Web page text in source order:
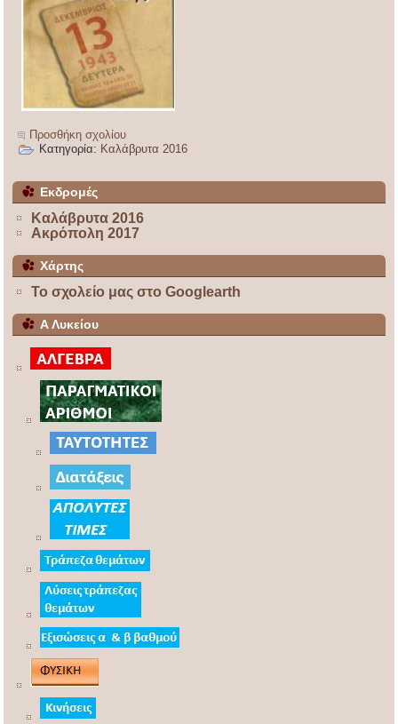
Προσθήκη σχολίου
Κατηγορία: Καλάβρυτα 2016
Εκδρομές
Καλάβρυτα 2016
Ακρόπολη 2017
Χάρτης
Το σχολείο μας στο Googlearth
Α Λυκείου